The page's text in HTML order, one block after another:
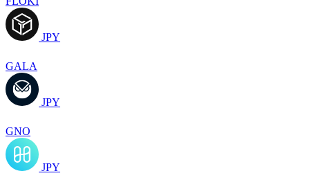
JPY
GALA
JPY
GNO
JPY